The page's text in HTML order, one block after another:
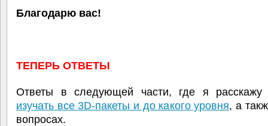
Благодарю вас!
ТЕПЕРЬ ОТВЕТЫ
Ответы в следующей части, где я
изучать все 3D-пакеты и до какого уровня, а
вопросах.